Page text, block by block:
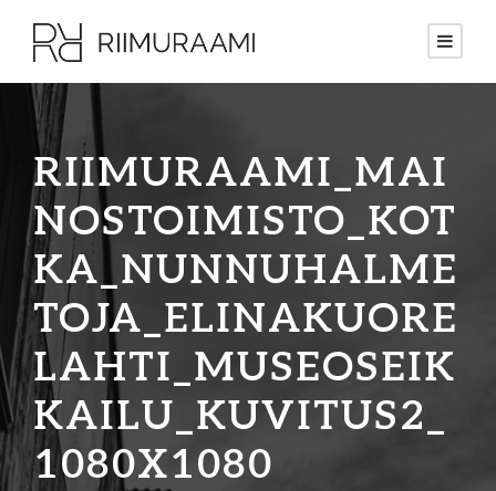
RIIMURAAMI_MAI
NOSTOIMISTO_KOT
KA_NUNNUHALME
TOJA_ELINAKUORE
LAHTI_MUSEOSEIK
KAILU_KUVITUS2_
1080X1080